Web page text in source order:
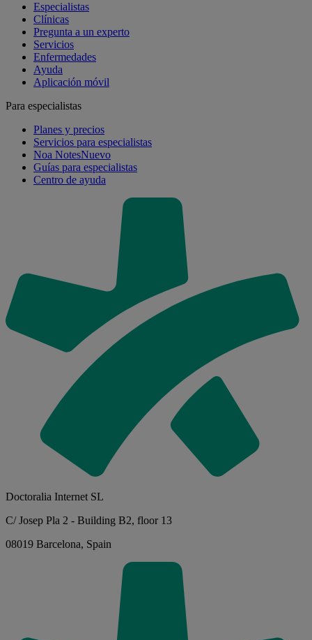
Especialistas
Clínicas
Pregunta a un experto
Servicios
Enfermedades
Ayuda
Aplicación móvil
Para especialistas
Planes y precios
Servicios para especialistas
Noa NotesNuevo
Guías para especialistas
Centro de ayuda
Doctoralia Internet SL
C/ Josep Pla 2 - Building B2, floor 13
08019 Barcelona, Spain